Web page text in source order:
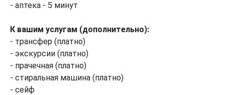
- аптека - 5 минут
К вашим услугам (дополнительно):
- трансфер (платно)
- экскурсии (платно)
- прачечная (платно)
- стиральная машина (платно)
- сейф